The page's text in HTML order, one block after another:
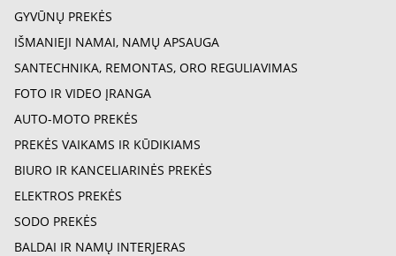
GYVŪNŲ PREKĖS
IŠMANIEJI NAMAI, NAMŲ APSAUGA
SANTECHNIKA, REMONTAS, ORO REGULIAVIMAS
FOTO IR VIDEO ĮRANGA
AUTO-MOTO PREKĖS
PREKĖS VAIKAMS IR KŪDIKIAMS
BIURO IR KANCELIARINĖS PREKĖS
ELEKTROS PREKĖS
SODO PREKĖS
BALDAI IR NAMŲ INTERJERAS